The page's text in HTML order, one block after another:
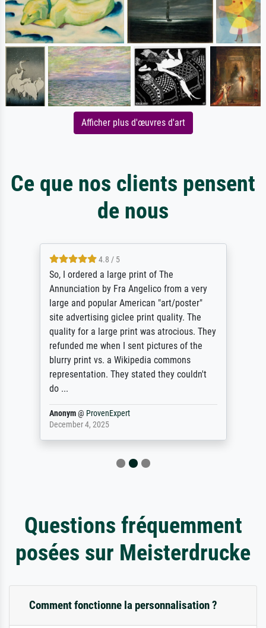
Afficher plus d'œuvres d'art
Ce que nos clients pensent
de nous
4.8 / 5
So, I ordered a large print of The
Annunciation by Fra Angelico from a very
large and popular American "art/poster"
site advertising giclee print quality. The
quality for a large print was atrocious. They
refunded me when I sent pictures of the
blurry print vs. a Wikipedia commons
representation. They stated they couldn't
do ...
Anonym@ ProvenExpert
December 4, 2025
Questions fréquemment
posées sur Meisterdrucke
Comment fonctionne la personnalisation ?